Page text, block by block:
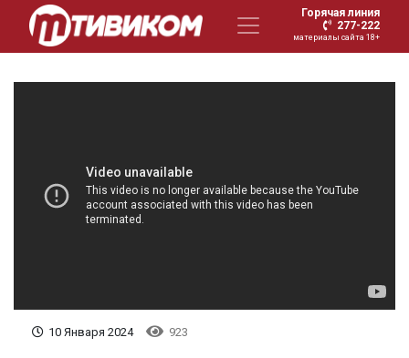
Горячая линия
277-222
материалы сайта 18+
10 Января 2024 923